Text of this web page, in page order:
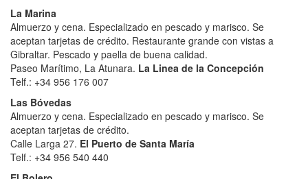
La Marina
Almuerzo y cena. Especializado en pescado y marisco. Se
aceptan tarjetas de crédito. Restaurante grande con vistas a
Gibraltar. Pescado y paella de buena calidad.
Paseo Marítimo, La Atunara. La Linea de la Concepción
Telf.: +34 956 176 007
Las Bóvedas
Almuerzo y cena. Especializado en pescado y marisco. Se
aceptan tarjetas de crédito.
Calle Larga 27. El Puerto de Santa María
Telf.: +34 956 540 440